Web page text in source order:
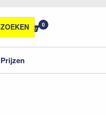
ZOEKEN 0
Prijzen